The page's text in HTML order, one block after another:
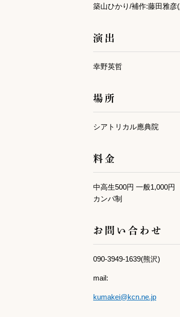
築山ひかり/補作:藤田雅彦
演出
幸野英哲
場所
シアトリカル應典院
料金
中高生500円 一般1,000円
カンパ制
お問い合わせ
090-3949-1639(熊沢)
mail:
kumakei@kcn.ne.jp